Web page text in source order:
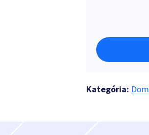
Kategória: